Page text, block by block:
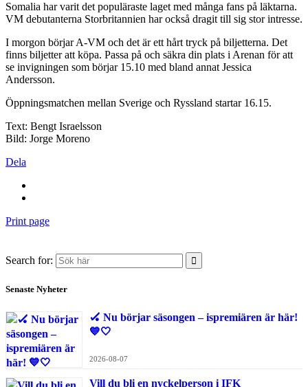
Somalia har varit det populäraste laget med många fans på läktarna.
VM debutanterna Storbritannien har också dragit till sig stor intresse.
I morgon börjar A-VM och det är ett hårt tryck på biljetterna. Det
finns biljetter att köpa. Passa på och säkra din plats i Arenan för att
se invigningen som börjar 15.10 med bland annat Jessica
Andersson.
Öppningsmatchen mellan Sverige och Ryssland startar 16.15.
Text: Bengt Israelsson
Bild: Jorge Moreno
Dela
Print page
Search for:
Senaste Nyheter
🏑 Nu börjar säsongen – ispremiären är här!
💙🤍
2026-08-07
Vill du bli en nyckelperson i IFK